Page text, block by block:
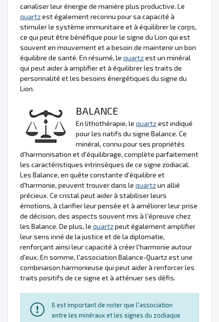
canaliser leur énergie de manière plus productive. Le
quartzest également reconnu pour sa capacité à
stimuler le système immunitaire et à équilibrer le corps,
ce qui peut être bénéfique pour le signe du Lion qui est
souvent en mouvement et a besoin de maintenir un bon
équilibre de santé. En résumé, le quartzest un minéral
qui peut aider à amplifier et à équilibrer les traits de
personnalité et les besoins énergétiques du signe du
Lion.
BALANCE
En lithothérapie, le quartzest indiqué
pour les natifs du signe Balance. Ce
minéral, connu pour ses propriétés
d'harmonisation et d'équilibrage, complète parfaitement
les caractéristiques intrinsèques de ce signe zodiacal.
Les Balance, en quête constante d'équilibre et
d'harmonie, peuvent trouver dans le quartzun allié
précieux. Ce cristal peut aider à stabiliser leurs
émotions, à clarifier leur pensée et à améliorer leur prise
de décision, des aspects souvent mis à l'épreuve chez
les Balance. De plus, le quartzpeut également amplifier
leur sens inné de la justice et de la diplomatie,
renforçant ainsi leur capacité à créer l'harmonie autour
d'eux. En somme, l'association Balance-Quartz est une
combinaison harmonieuse qui peut aider à renforcer les
traits positifs de ce signe et à atténuer ses défis.
Il est important de noter que l'association
entre les minéraux et les signes du zodiaque